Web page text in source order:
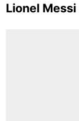
Lionel Messi